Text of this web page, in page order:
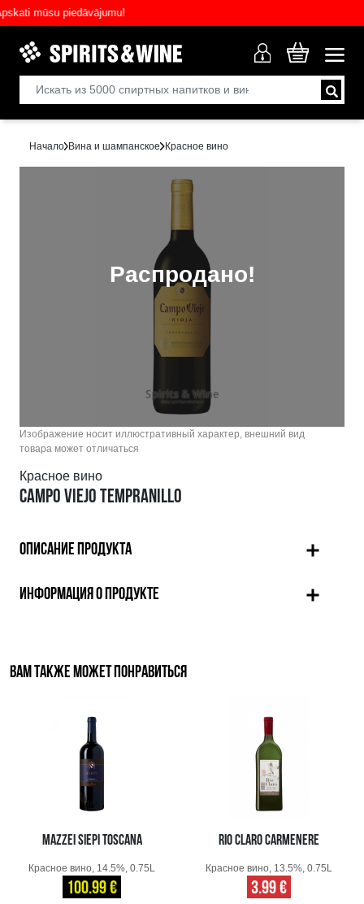
mūsu piedāvājumu!
Начало Вина и шампанское Красное вино
Распродано!
Изображение носит иллюстративный характер, внешний вид
товара может отличаться
Красное вино
CAMPO VIEJO TEMPRANILLO
ОПИСАНИЕ ПРОДУКТА
ИНФОРМАЦИЯ О ПРОДУКТЕ
ВАМ ТАКЖЕ МОЖЕТ ПОНРАВИТЬСЯ
MAZZEI SIEPI TOSCANA
Красное вино, 14.5%, 0.75L
100.99 €
RIO CLARO CARMENERE
Красное вино, 13.5%, 0.75L
3.99 €